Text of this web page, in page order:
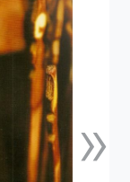
»下一